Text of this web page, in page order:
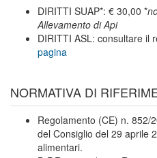
DIRITTI SUAP*: € 30,00 *
Allevamento di Api
DIRITTI ASL: consultare il
pagina
NORMATIVA DI
Regolamento (CE) n. 852/
del Consiglio del 29 aprile
alimentari.